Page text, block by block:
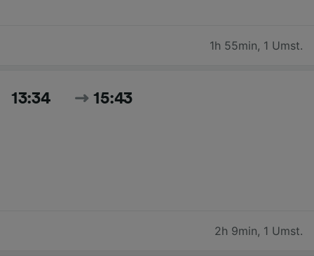
1h 55min, 1 Umst.
13:34 15:43
2h 9min, 1 Umst.